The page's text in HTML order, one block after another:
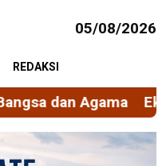
05/08/2026
REDAKSI
Berbasis Nilai